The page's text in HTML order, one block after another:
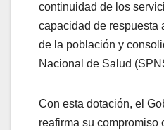
continuidad de los
capacidad de respuesta
de la población y
Nacional de Salud
Con esta dotación, el
reafirma su compromiso